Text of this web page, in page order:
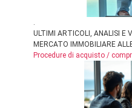
.
ULTIMI ARTICOLI, ANALISI E
MERCATO IMMOBILIARE
Procedure di acquisto /